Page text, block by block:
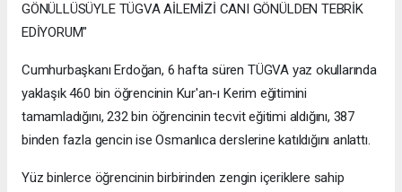
GÖNÜLLÜSÜYLE TÜGVA AİLEMİZİ CANI GÖNÜLDEN TEBRİK
EDİYORUM"
Cumhurbaşkanı Erdoğan, 6 hafta süren TÜGVA yaz okullarında
yaklaşık 460 bin öğrencinin Kur'an-ı Kerim eğitimini
tamamladığını, 232 bin öğrencinin tecvit eğitimi aldığını, 387
binden fazla gencin ise Osmanlıca derslerine katıldığını anlattı.
Yüz binlerce öğrencinin birbirinden zengin içeriklere sahip